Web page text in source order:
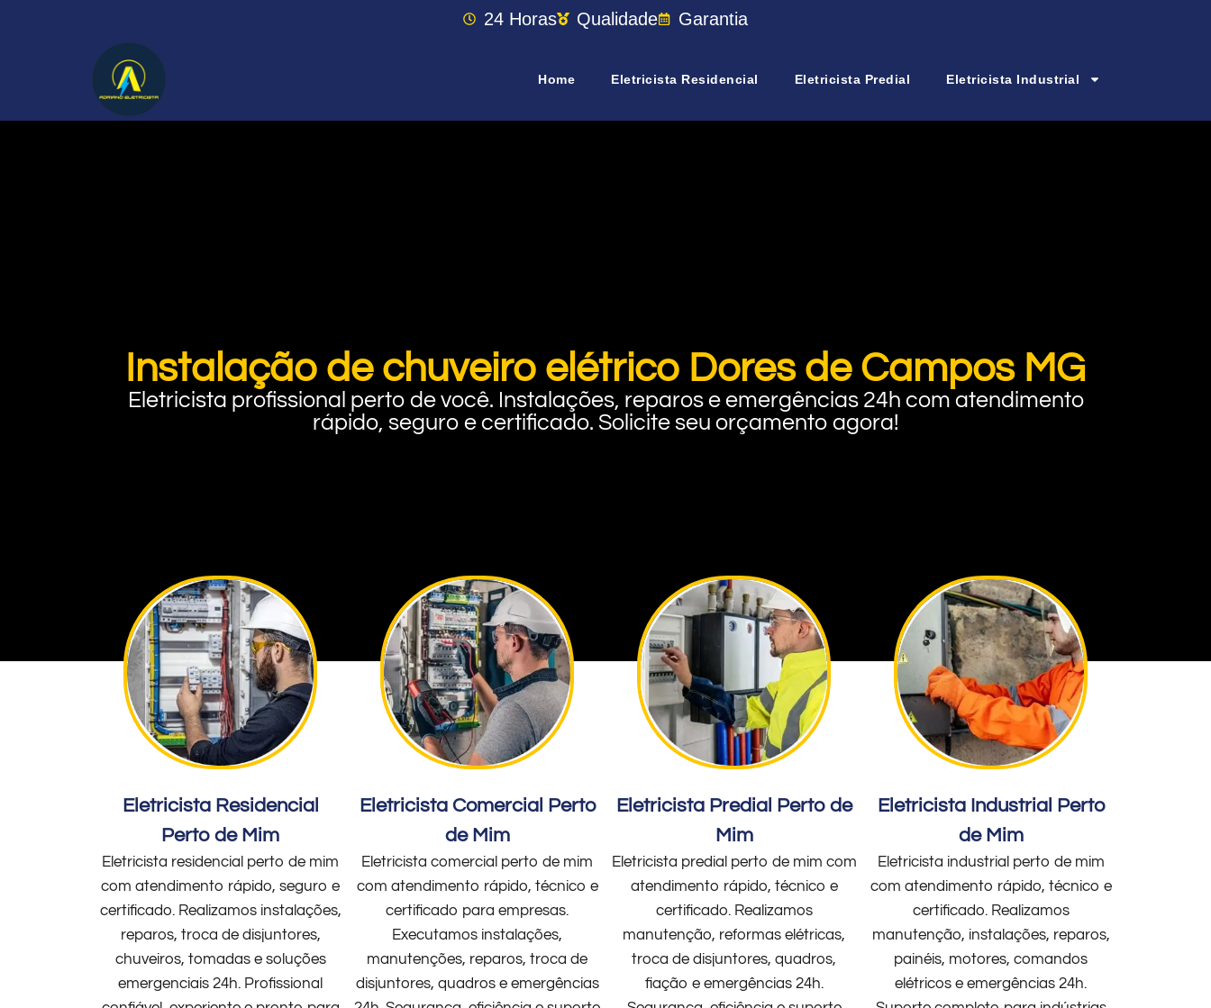
24 Horas Qualidade Garantia
Home Eletricista Residencial Eletricista Predial Eletricista Industrial
Instalação de chuveiro elétrico Dores de Campos MG
Eletricista profissional perto de você. Instalações, reparos e emergências 24h com atendimento
rápido, seguro e certificado. Solicite seu orçamento agora!
Eletricista Residencial
Perto de Mim
Eletricista residencial perto de mim
com atendimento rápido, seguro e
certificado. Realizamos instalações,
reparos, troca de disjuntores,
chuveiros, tomadas e soluções
emergenciais 24h. Profissional
Eletricista Comercial Perto
de Mim
Eletricista comercial perto de mim
com atendimento rápido, técnico e
certificado para empresas.
Executamos instalações,
manutenções, reparos, troca de
disjuntores, quadros e emergências
Eletricista Predial Perto de
Mim
Eletricista predial perto de mim com
atendimento rápido, técnico e
certificado. Realizamos
manutenção, reformas elétricas,
troca de disjuntores, quadros,
fiação e emergências 24h.
Eletricista Industrial Perto
de Mim
Eletricista industrial perto de mim
com atendimento rápido, técnico e
certificado. Realizamos
manutenção, instalações, reparos,
painéis, motores, comandos
elétricos e emergências 24h.